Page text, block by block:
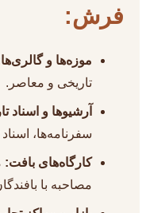
فرش:
موزه‌ها و
تاریخی و معاصر.
آرشیوها و اسناد
سفرنامه‌ها،
کارگاه‌های بافت:
مصاحبه با